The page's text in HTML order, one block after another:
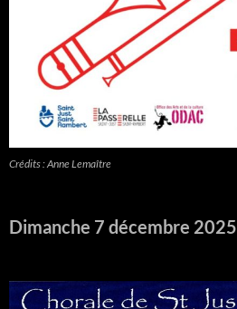
Crédits : Anne Lemaître
Dimanche 7 décembre 2025